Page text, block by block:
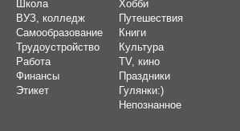
Школа
ВУЗ, колледж
Самообразование
Трудоустройство
Работа
Финансы
Этикет
Хобби
Путешествия
Книги
Культура
TV, кино
Праздники
Гулянки:)
Непознанное